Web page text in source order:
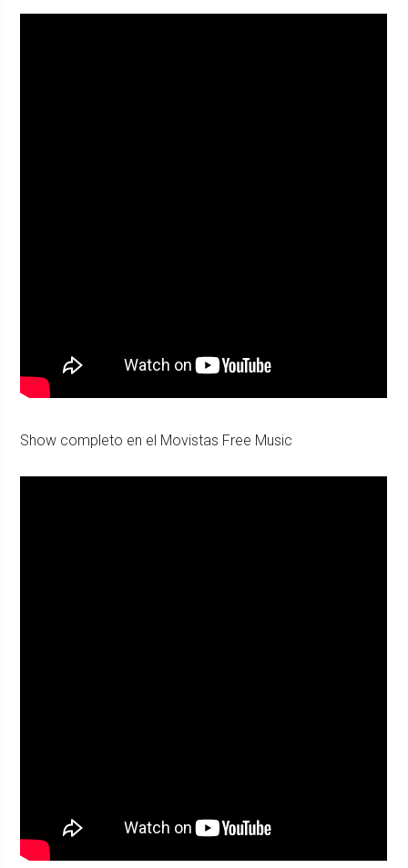
Show completo en el Movistas Free Music